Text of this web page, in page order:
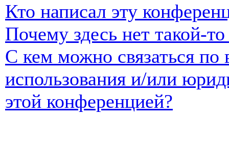
Кто написал эту
Почему здесь нет такой-
С кем можно связаться по
использования и/или
этой конференцией?